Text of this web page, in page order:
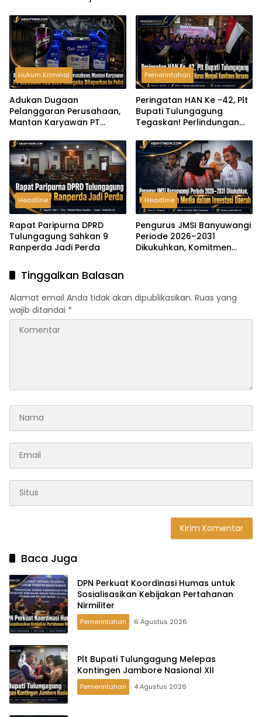
Hukum Kriminal
Adukan Dugaan
Pelanggaran Perusahaan,
Mantan Karyawan PT
Mengaku Dilaporkan ke
Polisi
Pemerintahan
Peringatan HAN Ke -42, Plt
Bupati Tulungagung
Tegaskan! Perlindungan
Komitmen Bersama
Headline
Rapat Paripurna DPRD
Tulungagung Sahkan 9
Ranperda Jadi Perda
Headline
Pengurus JMSI Banyuwangi
Periode 2026–2031
Dikukuhkan, Komitmen
Tinggalkan Balasan
Alamat email Anda tidak akan dipublikasikan. Ruas yang
wajib ditandai *
Baca Juga
DPN Perkuat Koordinasi Humas untuk
Sosialisasikan Kebijakan Pertahanan
Nirmiliter
Pemerintahan 6 Agustus 2026
Plt Bupati Tulungagung Melepas
Kontingen Jambore Nasional XII
Pemerintahan 4 Agustus 2026